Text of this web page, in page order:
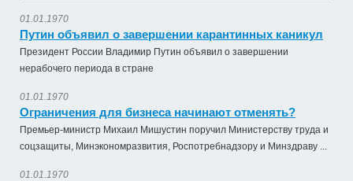
01.01.1970
Путин объявил о завершении карантинных каникул
Президент России Владимир Путин объявил о завершении
нерабочего периода в стране
01.01.1970
Ограничения для бизнеса начинают отменять?
Премьер-министр Михаил Мишустин поручил Министерству труда и
соцзащиты, Минэкономразвития, Роспотребнадзору и Минздраву ...
01.01.1970